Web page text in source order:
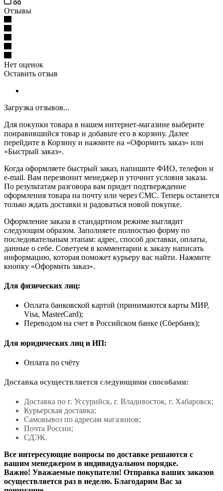
Отзывы
Нет оценок
Оставить отзыв
Загрузка отзывов...
Для покупки товара в нашем интернет-магазине выберите
понравившийся товар и добавьте его в корзину. Далее
перейдите в Корзину и нажмите на «Оформить заказ» или
«Быстрый заказ».
Когда оформляете быстрый заказ, напишите ФИО, телефон и
e-mail. Вам перезвонит менеджер и уточнит условия заказа.
По результатам разговора вам придет подтверждение
оформления товара на почту или через СМС. Теперь останется
только ждать доставки и радоваться новой покупке.
Оформление заказа в стандартном режиме выглядит
следующим образом. Заполняете полностью форму по
последовательным этапам: адрес, способ доставки, оплаты,
данные о себе. Советуем в комментарии к заказу написать
информацию, которая поможет курьеру вас найти. Нажмите
кнопку «Оформить заказ».
Для физических лиц:
Оплата банковской картой (принимаются карты МИР,
Visa, MasterCard);
Переводом на счет в Российском банке (Сбербанк);
Для юридических лиц и ИП:
Оплата по счёту
Доставка осуществляется следующими способами:
Доставка по г. Уссурийск, г. Владивосток, г. Хабаровск;
Курьерская доставка;
Самовывоз по адресам магазинов;
Почта России;
СДЭК.
Все интересующие вопросы по доставке решаются с
вашим менеджером в индивидуальном порядке.
Важно! Уважаемые покупатели! Отправка ваших заказов
осуществляется раз в неделю. Благодарим Вас за